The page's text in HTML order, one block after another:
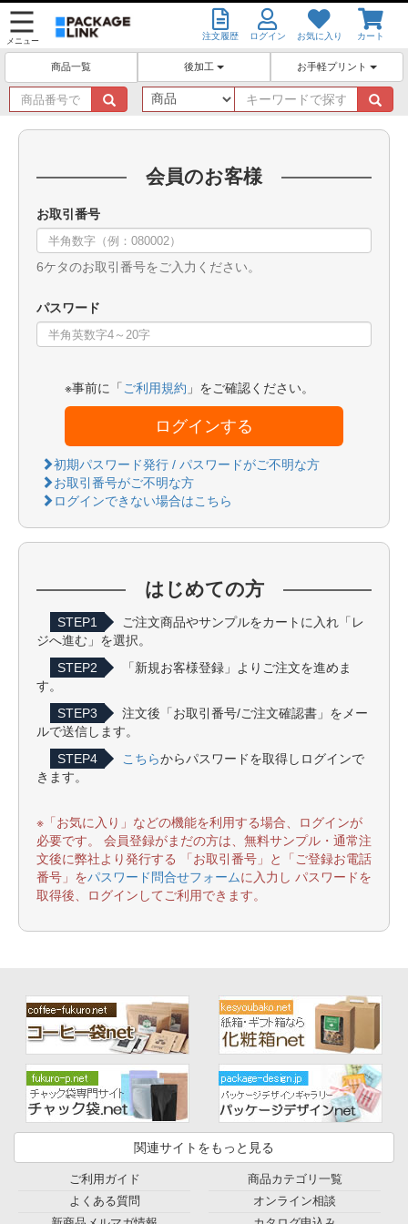
メニュー 注文履歴 ログイン お気に入り カート
商品一覧 後加工 お手軽プリント
商
品
番
キ
ー
ワ
会員のお客様
お取引番号
6ケタのお取引番号をご入力ください。
パスワード
※事前に「 ご利用規約 」をご確認ください。
ログインする
初期パスワード発行 / パスワードがご不明な方
お取引番号がご不明な方
ログインできない場合はこちら
はじめての方
STEP1
ご注文商品やサンプルをカートに入れ「レ
ジへ進む」を選択。
STEP2
「新規お客様登録」よりご注文を進めま
す。
STEP3
注文後「お取引番号/ご注文確認書」をメー
ルで送信します。
STEP4
こちらからパスワードを取得しログインで
きます。
※「お気に入り」などの機能を利用する場合、ログインが
必要です。 会員登録がまだの方は、無料サンプル・通常注
文後に弊社より発行する 「お取引番号」と「ご登録お電話
番号」をパスワード問合せフォームに入力し パスワードを
取得後、ログインしてご利用できます。
関連サイトをもっと見る
ご利用ガイド
よくある質問
商品カテゴリ一覧
オンライン相談